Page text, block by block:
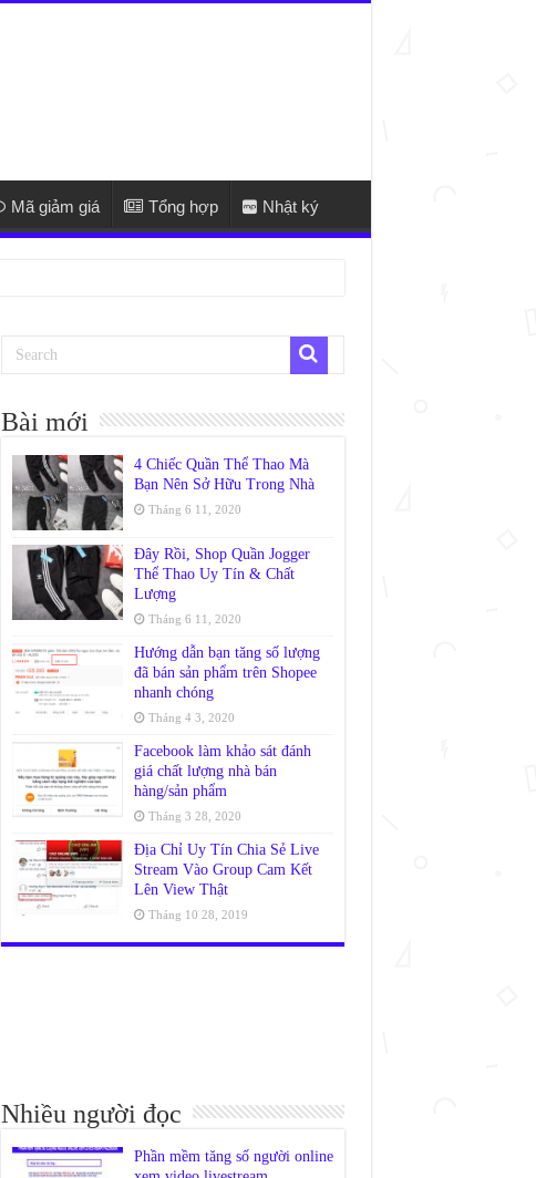
Mã giảm giá Tổng hợp Nhật ký
Bài mới
4 Chiếc Quần Thể Thao Mà
Bạn Nên Sở Hữu Trong Nhà
Tháng 6 11, 2020
Đây Rồi, Shop Quần Jogger
Thể Thao Uy Tín & Chất
Lượng
Tháng 6 11, 2020
Hướng dẫn bạn tăng số lượng
đã bán sản phẩm trên Shopee
nhanh chóng
Tháng 4 3, 2020
Facebook làm khảo sát đánh
giá chất lượng nhà bán
hàng/sản phẩm
Tháng 3 28, 2020
Địa Chỉ Uy Tín Chia Sẻ Live
Stream Vào Group Cam Kết
Lên View Thật
Tháng 10 28, 2019
Nhiều người đọc
Phần mềm tăng số người online